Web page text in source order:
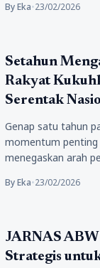
By Eka•23/02/2026
Politik
Setahun
Rakyat
Serentak
Genap satu tahun
momentum penting
menegaskan arah
By Eka•23/02/2026
Politik
JARNAS
Strategis